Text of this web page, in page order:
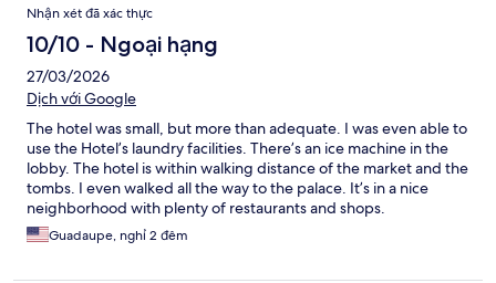
Nhận xét đã xác thực
10/10 - Ngoại hạng
27/03/2026
Dịch với Google
The hotel was small, but more than adequate. I was even able to
use the Hotel’s laundry facilities. There’s an ice machine in the
lobby. The hotel is within walking distance of the market and the
tombs. I even walked all the way to the palace. It’s in a nice
neighborhood with plenty of restaurants and shops.
Guadaupe, nghỉ 2 đêm